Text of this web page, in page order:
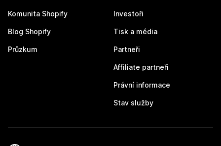
Komunita Shopify
Blog Shopify
Průzkum
Investoři
Tisk a média
Partneři
Affiliate partneři
Právní informace
Stav služby